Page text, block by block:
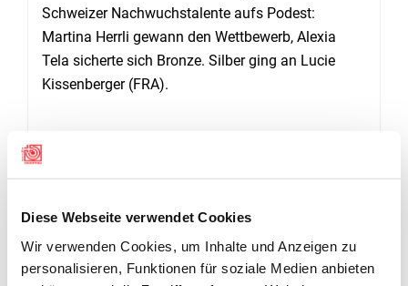
Diese Webseite verwendet Cookies
Wir verwenden Cookies, um Inhalte und Anzeigen zu
personalisieren, Funktionen für soziale Medien anbieten
Schweizer Nachwuchstalente aufs Podest:
Martina Herrli gewann den Wettbewerb, Alexia
Tela sicherte sich Bronze. Silber ging an Lucie
Kissenberger (FRA).
GALERIE